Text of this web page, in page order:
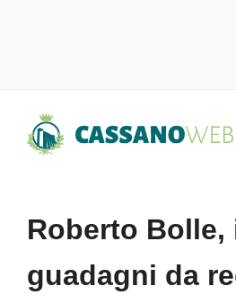
Roberto Bolle,
guadagni da